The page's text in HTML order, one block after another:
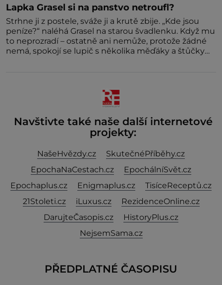
Lapka Grasel si na panstvo netroufl?
Strhne ji z postele, sváže ji a krutě zbije. „Kde jsou
peníze?“ naléhá Grasel na starou švadlenku. Když mu
to neprozradí – ostatně ani nemůže, protože žádné
nemá, spokojí se lupič s několika měďáky a štůčky
Navštivte také naše další internetové
projekty:
NašeHvězdy.cz
SkutečnéPříběhy.cz
EpochaNaCestach.cz
EpochálníSvět.cz
Epochaplus.cz
Enigmaplus.cz
TisíceReceptů.cz
21Stoleti.cz
iLuxus.cz
RezidenceOnline.cz
DarujteČasopis.cz
HistoryPlus.cz
NejsemSama.cz
PŘEDPLATNÉ ČASOPISU